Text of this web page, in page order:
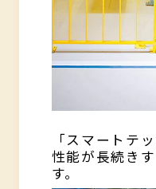
「スマートテ
性能が長続き
す。